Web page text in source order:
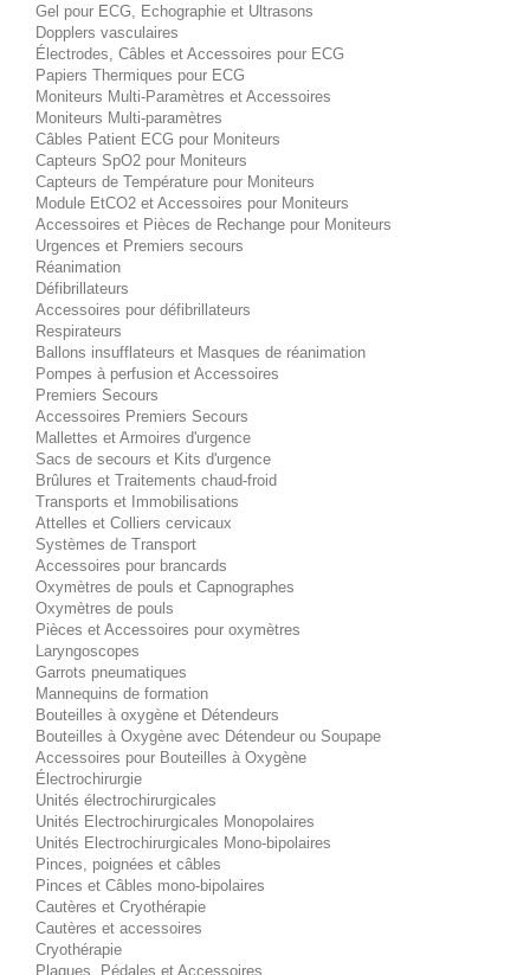
Gel pour ECG, Echographie et Ultrasons
Dopplers vasculaires
Électrodes, Câbles et Accessoires pour ECG
Papiers Thermiques pour ECG
Moniteurs Multi-Paramètres et Accessoires
Moniteurs Multi-paramètres
Câbles Patient ECG pour Moniteurs
Capteurs SpO2 pour Moniteurs
Capteurs de Température pour Moniteurs
Module EtCO2 et Accessoires pour Moniteurs
Accessoires et Pièces de Rechange pour Moniteurs
Urgences et Premiers secours
Réanimation
Défibrillateurs
Accessoires pour défibrillateurs
Respirateurs
Ballons insufflateurs et Masques de réanimation
Pompes à perfusion et Accessoires
Premiers Secours
Accessoires Premiers Secours
Mallettes et Armoires d'urgence
Sacs de secours et Kits d'urgence
Brûlures et Traitements chaud-froid
Transports et Immobilisations
Attelles et Colliers cervicaux
Systèmes de Transport
Accessoires pour brancards
Oxymètres de pouls et Capnographes
Oxymètres de pouls
Pièces et Accessoires pour oxymètres
Laryngoscopes
Garrots pneumatiques
Mannequins de formation
Bouteilles à oxygène et Détendeurs
Bouteilles à Oxygène avec Détendeur ou Soupape
Accessoires pour Bouteilles à Oxygène
Électrochirurgie
Unités électrochirurgicales
Unités Electrochirurgicales Monopolaires
Unités Electrochirurgicales Mono-bipolaires
Pinces, poignées et câbles
Pinces et Câbles mono-bipolaires
Cautères et Cryothérapie
Cautères et accessoires
Cryothérapie
Plaques, Pédales et Accessoires